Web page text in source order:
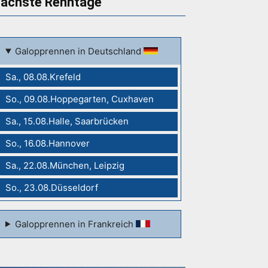
Galopprennen in Deutschland
Sa., 08.08.Krefeld
So., 09.08.Hoppegarten, Cuxhaven
Sa., 15.08.Halle, Saarbrücken
So., 16.08.Hannover
Sa., 22.08.München, Leipzig
So., 23.08.Düsseldorf
Galopprennen in Frankreich